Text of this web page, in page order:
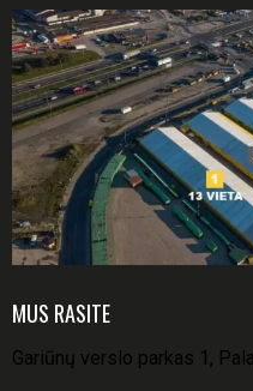
MUS RASITE
Gariūnų verslo parkas 1,